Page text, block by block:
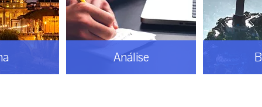
Análise